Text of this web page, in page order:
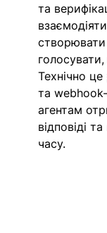
та
Технічно це
та
агентам
відповіді
часу.